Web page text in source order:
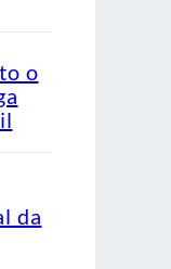
o
da